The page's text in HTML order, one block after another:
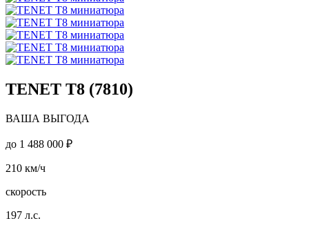
TENET T8 (7810)
ВАША ВЫГОДА
до 1 488 000 ₽
210 км/ч
скорость
197 л.с.